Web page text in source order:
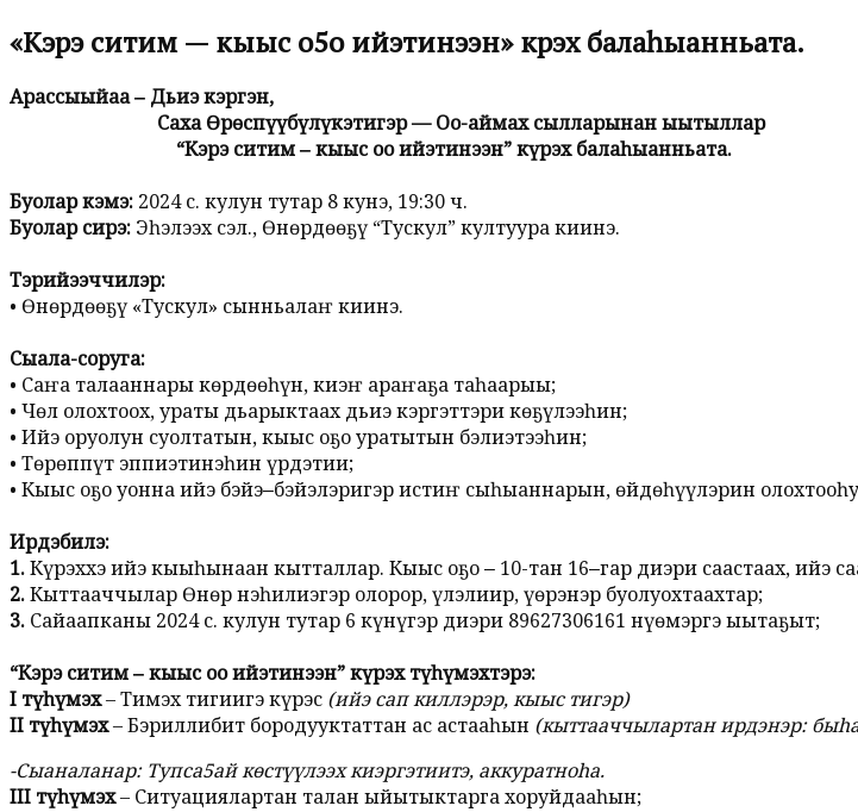
«Кэрэ ситим — кыыс о5о ийэтинээн» күрэх балаһыанньата.
Арассыыйаҕа ‒ Дьиэ кэргэн,
Саха Өрөспүүбүлүкэтигэр —Оҕо-аймахсылларынан ыытыллар
“Кэрэ ситим ‒ кыыс оҕо ийэтинээн” күрэх балаһыанньата.
Буолар кэмэ: 2024 с. кулун тутар 8 кунэ, 19:30 ч.
Буолар сирэ: Эһэлээх сэл., Өнөрдөөҕү “Тускул” култуура киинэ.
Тэрийээччилэр:
• Өнөрдөөҕү «Тускул» сынньалаҥ киинэ.
Сыала-соруга:
• Саҥа талааннары көрдөөһүн, киэҥ араҥаҕа таһаарыы;
• Чөл олохтоох, ураты дьарыктаах дьиэ кэргэттэри көҕүлээһин;
• Ийэ оруолун суолтатын, кыыс оҕо уратытын бэлиэтээһин;
• Төрөппүт эппиэтинэһин үрдэтии;
• Кыыс оҕо уонна ийэ бэйэ‒бэйэлэригэр истиҥ сыһыаннарын, өйдөһүүлэрин
Ирдэбилэ:
1.Күрэххэ ийэ кыыһынаан кытталлар. Кыыс оҕо ‒ 10-тан 16‒гар диэри саастаах, ийэ
2.Кыттааччылар Өнөр нэһилиэгэр олорор, үлэлиир, үөрэнэр буолуохтаахтар;
3. Сайаапканы 2024 с. кулун тутар 6 күнүгэр диэри 89627306161 нүөмэргэ ыытаҕыт;
“Кэрэ ситим ‒ кыыс оҕо ийэтинээн” күрэх түһүмэхтэрэ:
I түһүмэх– Тимэх тигиигэ күрэс (ийэ сап киллэрэр, кыыс тигэр)
II түһүмэх– Бэриллибит бородууктаттан ас астааһын (кыттааччылартан ирдэнэр:
-Сыаналанар: Тупса5ай көстүүлээх киэргэтиитэ, аккуратноһа.
III түһүмэх– Ситуациялартан талан ыйытыктарга хоруйдааһын;